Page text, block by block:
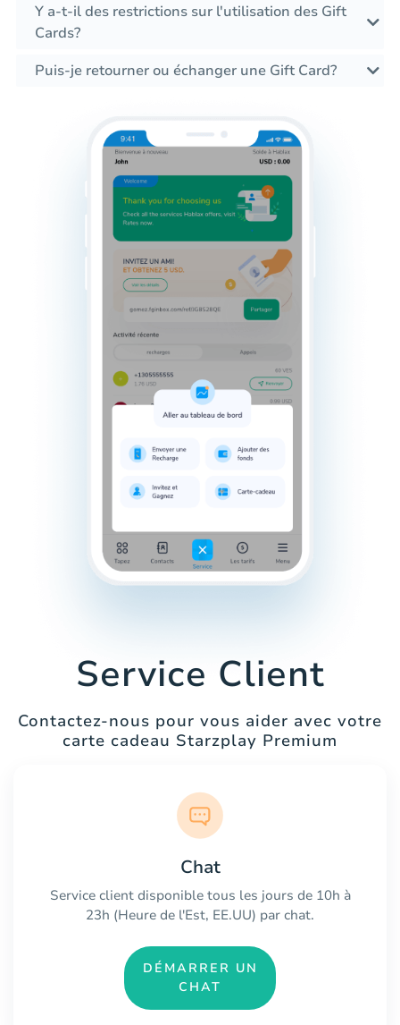
Y a-t-il des restrictions sur l'utilisation des Gift
Cards?
Puis-je retourner ou échanger une Gift Card?
Service Client
Contactez-nous pour vous aider avec votre
carte cadeau Starzplay Premium
Chat
Service client disponible tous les jours de 10h à
23h (Heure de l'Est, EE.UU) par chat.
DÉMARRER UN
CHAT